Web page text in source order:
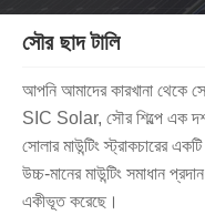
সৌর ছাদ টালি
আপনি আমাদের কারখানা থেকে
SIC Solar, সৌর শিল্পে এক
সোলার মাউন্টিং স্ট্রাকচারের
উচ্চ-মানের মাউন্টিং সমাধান
একীভূত করেছে।